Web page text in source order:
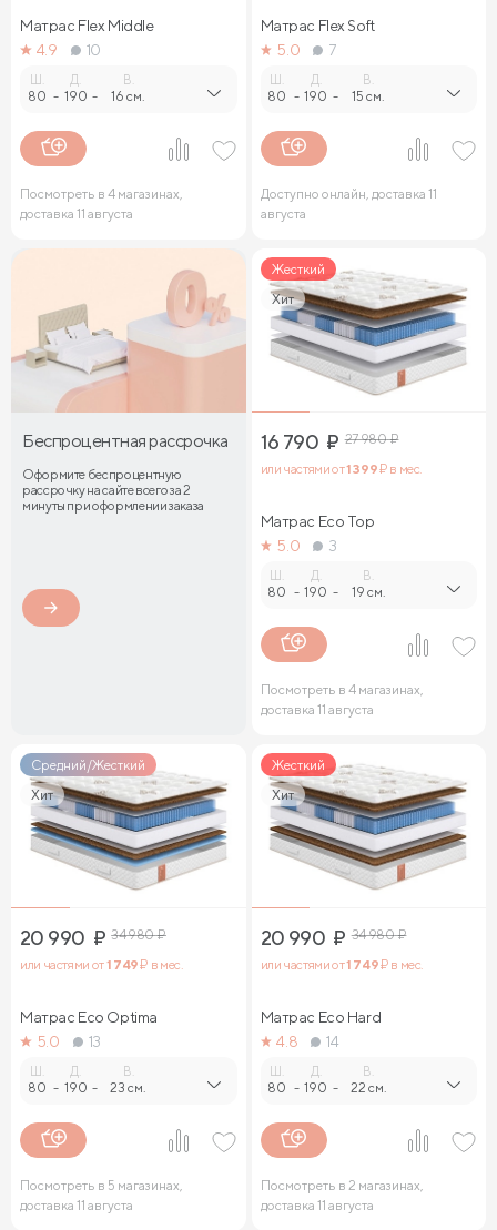
Матрас Flex Middle
4.9
10
80 -
Д.
190 -
В.
16 см.
Посмотреть в 4 магазинах,
доставка 11 августа
Матрас Flex Soft
5.0
7
80 -
Д.
190 -
В.
15 см.
Доступно онлайн, доставка 11
августа
Беспроцентная рассрочка
Оформите беспроцентную
рассрочку на сайте всего за 2
минуты при оформлении заказа
Жесткий
Хит
16 790 ₽ 27 980₽
или частями от1 399₽ в мес.
Матрас Eco Top
5.0
3
80 -
Д.
190 -
В.
19 см.
Посмотреть в 4 магазинах,
доставка 11 августа
Средний/Жесткий
Хит
20 990 ₽ 34 980₽
или частями от1 749₽ в мес.
Матрас Eco Optima
5.0
13
80 -
Д.
190 -
В.
23 см.
Посмотреть в 5 магазинах,
доставка 11 августа
Жесткий
Хит
20 990 ₽ 34 980₽
или частями от1 749₽ в мес.
Матрас Eco Hard
4.8
14
80 -
Д.
190 -
В.
22 см.
Посмотреть в 2 магазинах,
доставка 11 августа